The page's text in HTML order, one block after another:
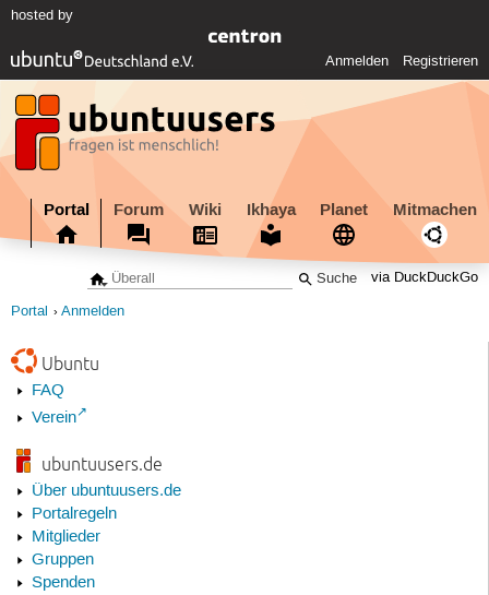
hosted by
Anmelden Registrieren
Portal Forum Wiki Ikhaya Planet Mitmachen
via DuckDuckGo
Portal Anmelden
Ubuntu
FAQ
Verein
ubuntuusers.de
Über ubuntuusers.de
Portalregeln
Mitglieder
Gruppen
Spenden